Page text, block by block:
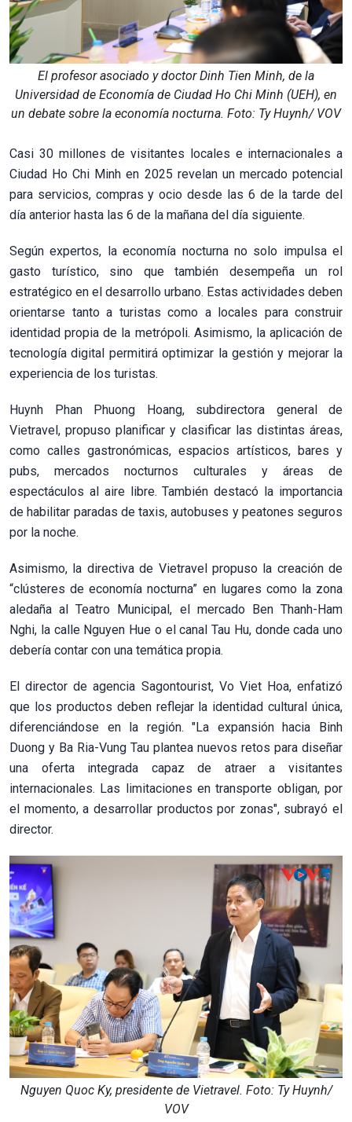
El profesor asociado y doctor Dinh Tien Minh, de la
Universidad de Economía de Ciudad Ho Chi Minh (UEH), en
un debate sobre la economía nocturna. Foto: Ty Huynh/ VOV
Casi 30 millones de visitantes locales e internacionales a
Ciudad Ho Chi Minh en 2025 revelan un mercado potencial
para servicios, compras y ocio desde las 6 de la tarde del
día anterior hasta las 6 de la mañana del día siguiente.
Según expertos, la economía nocturna no solo impulsa el
gasto turístico, sino que también desempeña un rol
estratégico en el desarrollo urbano. Estas actividades deben
orientarse tanto a turistas como a locales para construir
identidad propia de la metrópoli. Asimismo, la aplicación de
tecnología digital permitirá optimizar la gestión y mejorar la
experiencia de los turistas.
Huynh Phan Phuong Hoang, subdirectora general de
Vietravel, propuso planificar y clasificar las distintas áreas,
como calles gastronómicas, espacios artísticos, bares y
pubs, mercados nocturnos culturales y áreas de
espectáculos al aire libre. También destacó la importancia
de habilitar paradas de taxis, autobuses y peatones seguros
por la noche.
Asimismo, la directiva de Vietravel propuso la creación de
“clústeres de economía nocturna” en lugares como la zona
aledaña al Teatro Municipal, el mercado Ben Thanh-Ham
Nghi, la calle Nguyen Hue o el canal Tau Hu, donde cada uno
debería contar con una temática propia.
El director de agencia Sagontourist, Vo Viet Hoa, enfatizó
que los productos deben reflejar la identidad cultural única,
diferenciándose en la región. "La expansión hacia Binh
Duong y Ba Ria-Vung Tau plantea nuevos retos para diseñar
una oferta integrada capaz de atraer a visitantes
internacionales. Las limitaciones en transporte obligan, por
el momento, a desarrollar productos por zonas", subrayó el
director.
Nguyen Quoc Ky, presidente de Vietravel. Foto: Ty Huynh/
VOV